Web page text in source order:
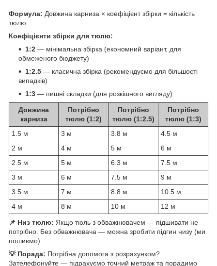
Формула: Довжина карниза × коефіцієнт збірки = кількість
тюлю
Коефіцієнти збірки для тюлю:
1:2 — мінімальна збірка (економний варіант, для
обмеженого бюджету)
1:2.5 — класична збірка (рекомендуємо для більшості
випадків)
1:3 — пишні складки (для розкішного вигляду)
Довжина
карниза
Потрібно
тюлю (1:2)
Потрібно
тюлю (1:2.5)
Потрібно
тюлю (1:3)
1.5 м
3 м 3.8 м
4.5 м
2 м
4 м 5 м
6 м
2.5 м
5 м 6.3 м
7.5 м
3 м
6 м 7.5 м
9 м
3.5 м
7 м 8.8 м
10.5 м
4 м
8 м 10 м 12 м
📌 Низ тюлю: Якщо тюль з обважнювачем — підшивати не
потрібно. Без обважнювача — можна зробити підгин низу (ми
пошиємо).
💡 Порада: Потрібна допомога з розрахунком?
Зателефонуйте — підрахуємо точний метраж та порадимо